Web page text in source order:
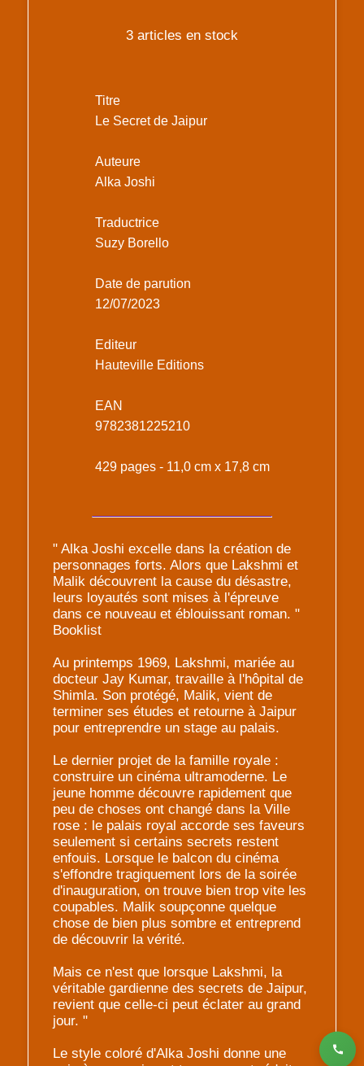
3 articles en stock
Titre
Le Secret de Jaipur
Auteure
Alka Joshi
Traductrice
Suzy Borello
Date de parution
12/07/2023
Editeur
Hauteville Editions
EAN
9782381225210
429 pages - 11,0 cm x 17,8 cm
" Alka Joshi excelle dans la création de
personnages forts. Alors que Lakshmi et
Malik découvrent la cause du désastre,
leurs loyautés sont mises à l'épreuve
dans ce nouveau et éblouissant roman. "
Booklist
Au printemps 1969, Lakshmi, mariée au
docteur Jay Kumar, travaille à l'hôpital de
Shimla. Son protégé, Malik, vient de
terminer ses études et retourne à Jaipur
pour entreprendre un stage au palais.
Le dernier projet de la famille royale :
construire un cinéma ultramoderne. Le
jeune homme découvre rapidement que
peu de choses ont changé dans la Ville
rose : le palais royal accorde ses faveurs
seulement si certains secrets restent
enfouis. Lorsque le balcon du cinéma
s'effondre tragiquement lors de la soirée
d'inauguration, on trouve bien trop vite les
coupables. Malik soupçonne quelque
chose de bien plus sombre et entreprend
de découvrir la vérité.
Mais ce n'est que lorsque Lakshmi, la
véritable gardienne des secrets de Jaipur,
revient que celle-ci peut éclater au grand
jour. "
Le style coloré d'Alka Joshi donne une